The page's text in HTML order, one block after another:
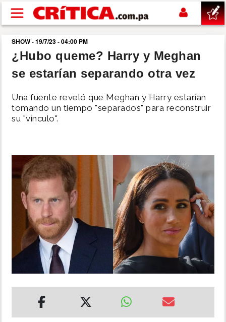
Pasar al contenido principal
buscar
SUCESOS
NACIONAL
DEPORTES
MUNDO
INSÓLITAS
MULTIMEDIA
IMPRESO
SHOW - 19/7/23 - 04:00 PM
¿Hubo queme? Harry y Meghan
se estarían separando otra vez
Una fuente reveló que Meghan y Harry estarían
tomando un tiempo "separados" para reconstruir
su "vínculo".